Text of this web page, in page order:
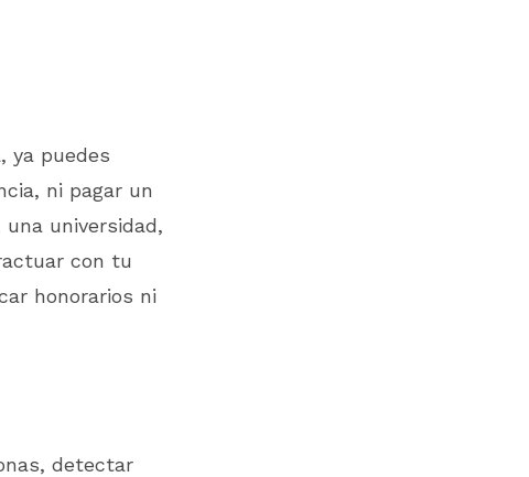
ya puedes
ni pagar un
universidad,
con tu
honorarios ni
detectar